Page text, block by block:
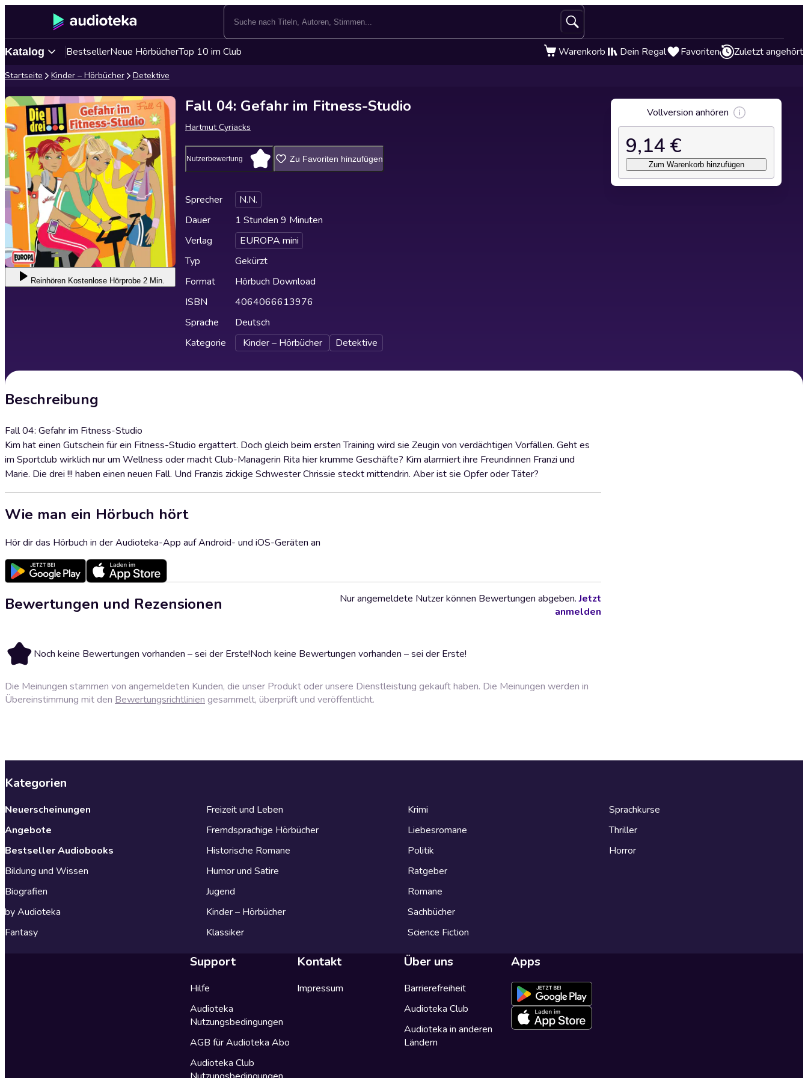
Katalog BestsellerNeue HörbücherTop 10 im Club Warenkorb Dein Regal Favoriten Zuletzt angehört
Startseite Kinder – Hörbücher Detektive
Reinhören Kostenlose Hörprobe 2 Min.
Fall 04: Gefahr im Fitness-Studio
Hartmut Cyriacks
Nutzerbewertung Zu Favoriten hinzufügen
Sprecher
N.N.
Dauer
1 Stunden 9 Minuten
Verlag
EUROPA mini
Typ
Gekürzt
Format
Hörbuch Download
ISBN
4064066613976
Sprache
Deutsch
Kategorie
Kinder – Hörbücher Detektive
Beschreibung
Fall 04: Gefahr im Fitness-Studio
Kim hat einen Gutschein für ein Fitness-Studio ergattert. Doch gleich beim ersten Training wird sie Zeugin von verdächtigen Vorfällen. Geht es
im Sportclub wirklich nur um Wellness oder macht Club-Managerin Rita hier krumme Geschäfte? Kim alarmiert ihre Freundinnen Franzi und
Marie. Die drei !!! haben einen neuen Fall. Und Franzis zickige Schwester Chrissie steckt mittendrin. Aber ist sie Opfer oder Täter?
Wie man ein Hörbuch hört
Hör dir das Hörbuch in der Audioteka-App auf Android- und iOS-Geräten an
Bewertungen und Rezensionen
Noch keine Bewertungen vorhanden – sei der Erste!Noch keine Bewertungen vorhanden – sei der Erste!
Nur angemeldete Nutzer können Bewertungen abgeben.Jetzt
anmelden
Die Meinungen stammen von angemeldeten Kunden, die unser Produkt oder unsere Dienstleistung gekauft haben. Die Meinungen werden in
Übereinstimmung mit den Bewertungsrichtlinien gesammelt, überprüft und veröffentlicht.
Vollversion anhören
9,14 €
Zum Warenkorb hinzufügen
Kategorien
Neuerscheinungen
Angebote
Bestseller Audiobooks
Bildung und Wissen
Biografien
by Audioteka
Fantasy
Freizeit und Leben
Fremdsprachige Hörbücher
Historische Romane
Humor und Satire
Jugend
Kinder – Hörbücher
Klassiker
Krimi
Liebesromane
Politik
Ratgeber
Romane
Sachbücher
Science Fiction
Sprachkurse
Thriller
Horror
Support
Hilfe
Audioteka
Nutzungsbedingungen
AGB für Audioteka Abo
Audioteka Club
Kontakt
Impressum
Über uns
Barrierefreiheit
Audioteka Club
Audioteka in anderen
Ländern
Apps